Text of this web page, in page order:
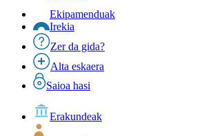
Ekipamenduak
Irekia
Zer da gida?
Alta eskaera
Saioa hasi
Erakundeak